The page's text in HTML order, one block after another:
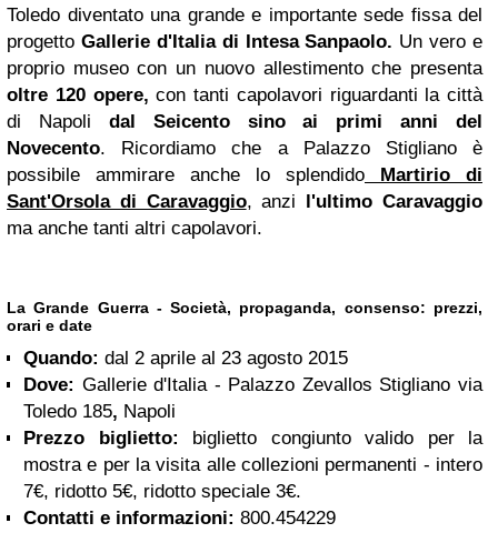
Toledo diventato una grande e importante sede fissa del
progetto Gallerie d'Italia di Intesa Sanpaolo. Un vero e
proprio museo con un nuovo allestimento che presenta
oltre 120 opere, con tanti capolavori riguardanti la città
di Napoli dal Seicento sino ai primi anni del
Novecento. Ricordiamo che a Palazzo Stigliano è
possibile ammirare anche lo splendido
Martirio di
Sant'Orsola di Caravaggio, anzi l'ultimo Caravaggio
ma anche tanti altri capolavori.
La Grande Guerra - Società, propaganda, consenso: prezzi,
orari e date
Quando: dal 2 aprile al 23 agosto 2015
Dove: Gallerie d'Italia - Palazzo Zevallos Stigliano via
Toledo 185, Napoli
Prezzo biglietto: biglietto congiunto valido per la
mostra e per la visita alle collezioni permanenti - intero
7€, ridotto 5€, ridotto speciale 3€.
Contatti e informazioni: 800.454229